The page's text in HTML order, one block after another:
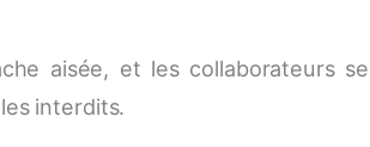
aisée, et les collaborateurs se
interdits.